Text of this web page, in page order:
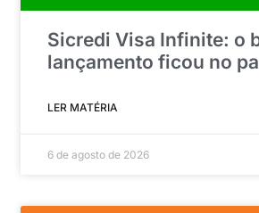
Sicredi Visa Infinite: o
lançamento ficou no
LER MATÉRIA
6 de agosto de 2026